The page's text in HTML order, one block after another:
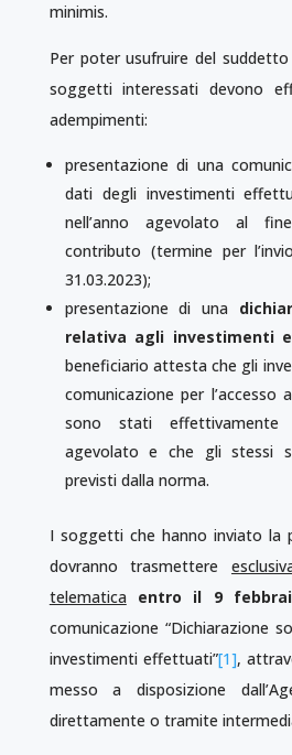
minimis.
Per poter usufruire del
soggetti interessati devono
adempimenti:
presentazione di una
dati degli investimenti
nell’anno agevolato al
contributo (termine per
31.03.2023);
presentazione di una
relativa agli investimenti
beneficiario attesta che gli
comunicazione per l’accesso
sono stati effettivamente
agevolato e che gli stessi
previsti dalla norma.
I soggetti che hanno inviato la
dovranno trasmettere
telematica entro il 9
comunicazione “Dichiarazione
investimenti effettuati”[1],
messo a disposizione
direttamente o tramite